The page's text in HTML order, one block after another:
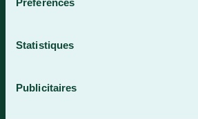
Préférences
Statistiques
Publicitaires
Lundi-vendredi : 8 h à 16 h